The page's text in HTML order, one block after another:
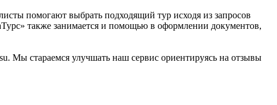
помогают выбрать подходящий тур исходя из запросов
также занимается и помощью в оформлении документов,
Мы стараемся улучшать наш сервис ориентируясь на отзывы